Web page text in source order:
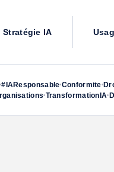
Stratégie IA
•#IAResponsable•Conformite•
•TransformationIA•